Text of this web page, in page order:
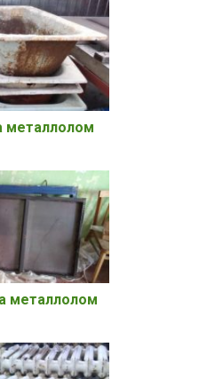
металлолом
металлолом